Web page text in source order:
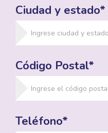
Ciudad y estado*
Código Postal*
Teléfono*